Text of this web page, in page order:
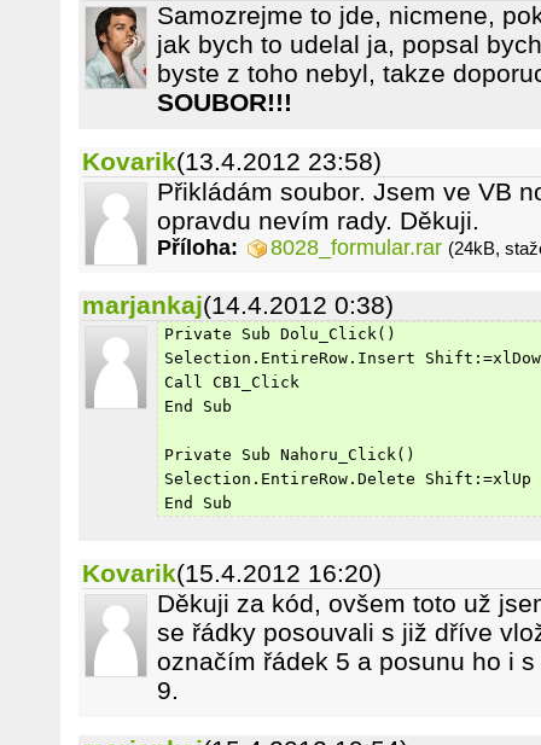
Samozrejme to jde, nicmene,
jak bych to udelal ja, popsal
byste z toho nebyl, takze
SOUBOR!!!
Kovarik(13.4.2012 23:58)
Přikládám soubor. Jsem ve VB
opravdu nevím rady. Děkuji.
Příloha: 8028_formular.rar (24kB,
marjankaj(14.4.2012 0:38)
Private Sub Dolu_Click()
Selection.EntireRow.Insert
Call CB1_Click
End Sub
Private Sub Nahoru_Click()
Selection.EntireRow.Delete Shift:=xlUp
End Sub
Kovarik(15.4.2012 16:20)
Děkuji za kód, ovšem toto už
se řádky posouvali s již dříve
označím řádek 5 a posunu ho i
9.